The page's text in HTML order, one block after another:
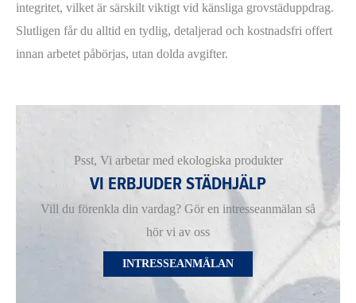
integritet, vilket är särskilt viktigt vid känsliga grovstäduppdrag.
Slutligen får du alltid en tydlig, detaljerad och kostnadsfri offert
innan arbetet påbörjas, utan dolda avgifter.
Psst, Vi arbetar med ekologiska produkter
VI ERBJUDER STÄDHJÄLP
Vill du förenkla din vardag? Gör en intresseanmälan så
hör vi av oss
INTRESSEANMÄLAN